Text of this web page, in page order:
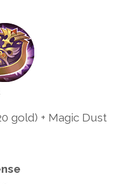
gold) + Magic Dust